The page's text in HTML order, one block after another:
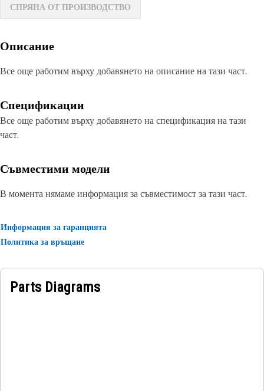
СПРЯНА ОТ ПРОИЗВОДСТВО
Описание
Все още работим върху добавянето на описание на тази част.
Спецификации
Все още работим върху добавянето на спецификация на тази
част.
Съвместими модели
В момента нямаме информация за съвместимост за тази част.
Информация за гаранцията
Политика за връщане
Parts Diagrams